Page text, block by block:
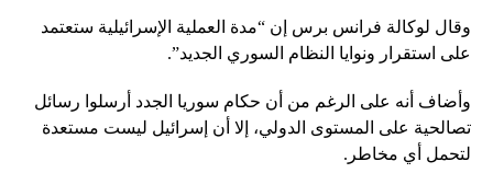
وقال لوكالة فرانس برس إن “مدة العملية الإسرائيلية ستعتمد
على استقرار ونوايا النظام السوري الجديد”.
وأضاف أنه على الرغم من أن حكام سوريا الجدد أرسلوا رسائل
تصالحية على المستوى الدولي، إلا أن إسرائيل ليست مستعدة
لتحمل أي مخاطر.